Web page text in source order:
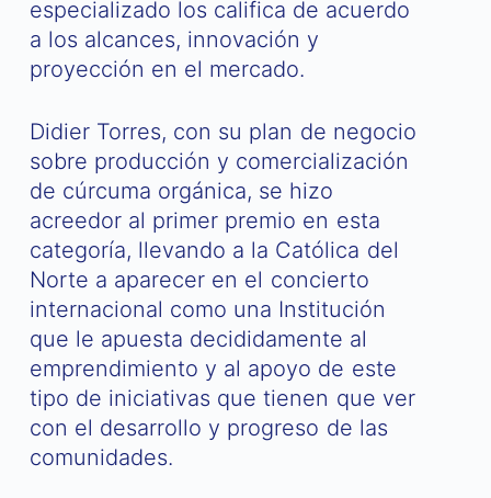
especializado los califica de acuerdo
a los alcances, innovación y
proyección en el mercado.
Didier Torres, con su plan de negocio
sobre producción y comercialización
de cúrcuma orgánica, se hizo
acreedor al primer premio en esta
categoría, llevando a la Católica del
Norte a aparecer en el concierto
internacional como una Institución
que le apuesta decididamente al
emprendimiento y al apoyo de este
tipo de iniciativas que tienen que ver
con el desarrollo y progreso de las
comunidades.